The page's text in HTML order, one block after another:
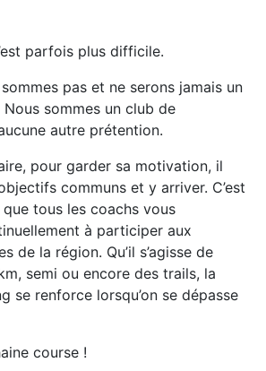
parfois plus difficile.
pas et ne serons jamais un
Nous sommes un club de
autre prétention.
pour garder sa motivation, il
communs et y arriver. C’est
tous les coachs vous
à participer aux
de la région. Qu’il s’agisse de
semi ou encore des trails, la
se renforce lorsqu’on se dépasse
course !